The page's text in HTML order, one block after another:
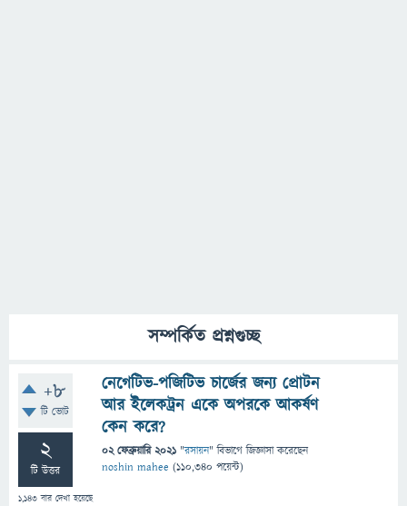
সম্পর্কিত প্রশ্নগুচ্ছ
+8
টি ভোট
2
টি উত্তর
1,143 বার দেখা হয়েছে
নেগেটিভ-পজিটিভ চার্জের জন্য প্রোটন
আর ইলেকট্রন একে অপরকে আকর্ষণ
কেন করে?
02 ফেব্রুয়ারি 2021 "রসায়ন" বিভাগে জিজ্ঞাসাকরেছেন
noshin mahee (110,340 পয়েন্ট)